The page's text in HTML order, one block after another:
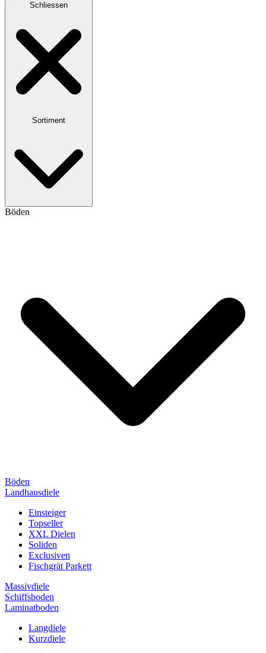
Schliessen
Sortiment
Böden
Böden
Landhausdiele
Einsteiger
Topseller
XXL Dielen
Soliden
Exclusiven
Fischgrät Parkett
Massivdiele
Schiffsboden
Laminatboden
Langdiele
Kurzdiele